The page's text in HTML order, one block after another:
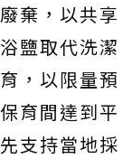
棄，以共享
鹽取代洗潔
，以限量預
育間達到平
支持當地採